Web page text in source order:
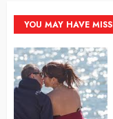
YOU MAY HAVE